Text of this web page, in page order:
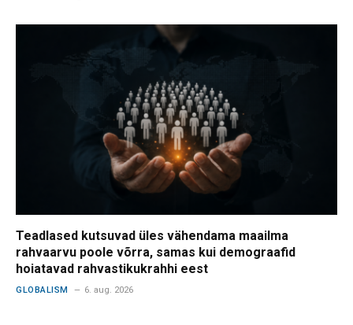
Teadlased kutsuvad üles vähendama maailma
rahvaarvu poole võrra, samas kui demograafid
hoiatavad rahvastikukrahhi eest
GLOBALISM 6. aug. 2026